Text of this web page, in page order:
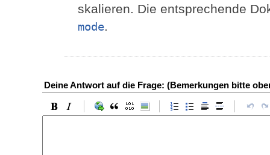
skalieren. Die entsprechende
mode.
Deine Antwort auf die Frage: (Bemerkungen bitte